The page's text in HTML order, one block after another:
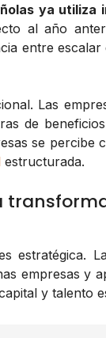
ya
al año
entre
Las
de
se percibe
estructurada.
estratégica.
empresas y
y talento